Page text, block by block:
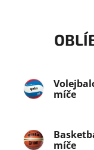
míče
míče